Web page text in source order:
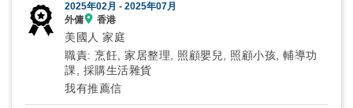
2025年02月 -2025年07月
外傭
香港
美國人 家庭
職責: 烹飪, 家居整理, 照顧嬰兒, 照顧小孩, 輔導功
課, 採購生活雜貨
我有推薦信